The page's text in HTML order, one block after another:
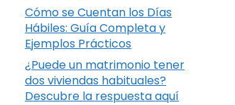
Cómo se Cuentan los Días
Hábiles: Guía Completa y
Ejemplos Prácticos
¿Puede un matrimonio tener
dos viviendas habituales?
Descubre la respuesta aquí